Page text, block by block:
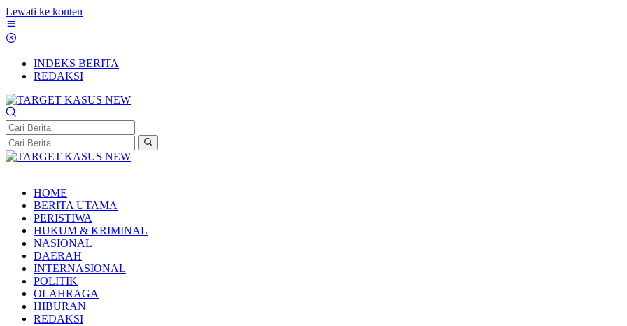
Lewati ke konten
INDEKS BERITA
REDAKSI
HOME
BERITA UTAMA
PERISTIWA
HUKUM & KRIMINAL
NASIONAL
DAERAH
INTERNASIONAL
POLITIK
OLAHRAGA
HIBURAN
REDAKSI